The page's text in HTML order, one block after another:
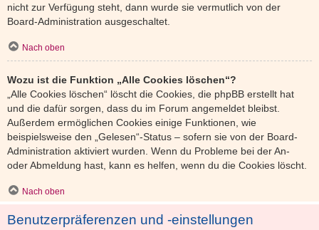
nicht zur Verfügung steht, dann wurde sie vermutlich von der
Board-Administration ausgeschaltet.
Nach oben
Wozu ist die Funktion „Alle Cookies löschen“?
„Alle Cookies löschen“ löscht die Cookies, die phpBB erstellt hat
und die dafür sorgen, dass du im Forum angemeldet bleibst.
Außerdem ermöglichen Cookies einige Funktionen, wie
beispielsweise den „Gelesen“-Status – sofern sie von der Board-
Administration aktiviert wurden. Wenn du Probleme bei der An-
oder Abmeldung hast, kann es helfen, wenn du die Cookies löscht.
Nach oben
Benutzerpräferenzen und -einstellungen